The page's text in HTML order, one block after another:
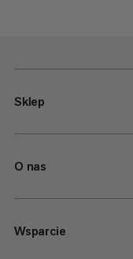
Sklep
O nas
Wsparcie